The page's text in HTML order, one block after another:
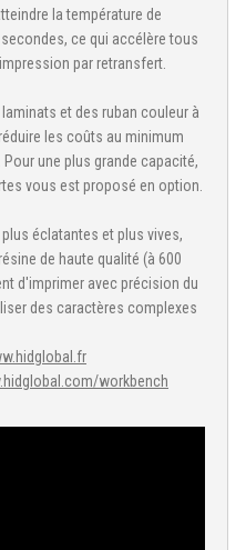
la température de
ce qui accélère tous
par retransfert.
et des ruban couleur à
les coûts au minimum
une plus grande capacité,
vous est proposé en option.
éclatantes et plus vives,
de haute qualité (à 600
d'imprimer avec précision du
des caractères complexes
workbench